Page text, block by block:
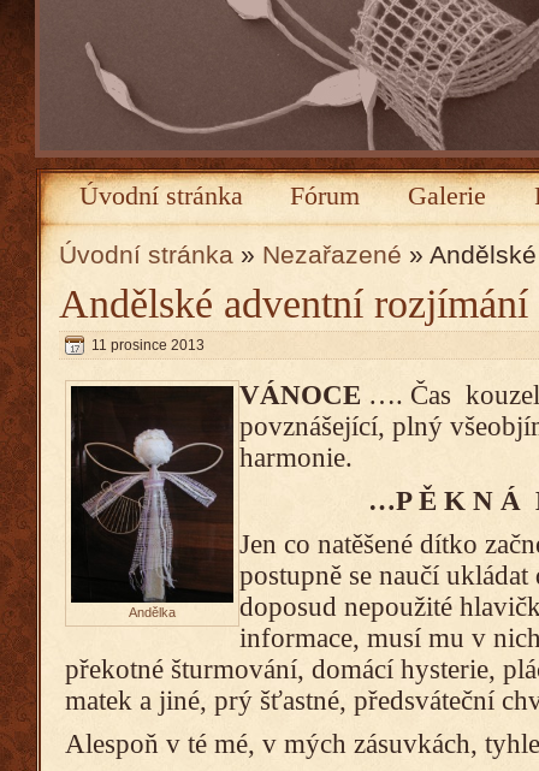
Úvodní stránka Fórum Galerie
Úvodní stránka » Nezařazené »
Andělské adventní rozjímání
11 prosince 2013
Andělka
VÁNOCE …. Čas
povznášející, plný
harmonie.
…P Ě K N Á
Jen co natěšené dítko
postupně se naučí
doposud nepoužité
informace, musí mu v
překotné šturmování, domácí hysterie,
matek a jiné, prý šťastné, předsváteční
Alespoň v té mé, v mých zásuvkách,